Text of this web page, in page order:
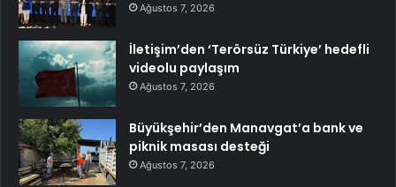
Ağustos 7, 2026
İletişim’den ‘Terörsüz Türkiye’ hedefli
videolu paylaşım
Ağustos 7, 2026
Büyükşehir’den Manavgat’a bank ve
piknik masası desteği
Ağustos 7, 2026